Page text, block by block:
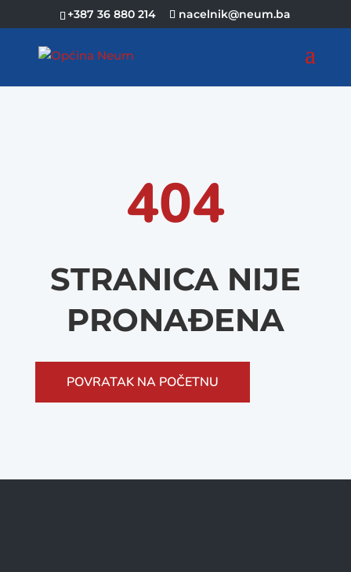
+387 36 880 214 nacelnik@neum.ba
404
STRANICA NIJE
PRONAĐENA
POVRATAK NA POČETNU